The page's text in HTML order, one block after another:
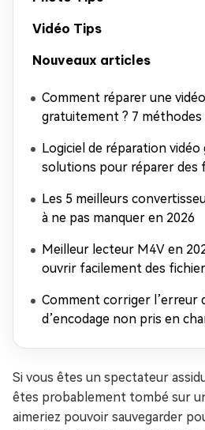
Vidéo Tips
Nouveaux articles
Comment réparer une
gratuitement ? 7 méthodes
Logiciel de réparation vidéo
solutions pour réparer des
Les 5 meilleurs
à ne pas manquer en 2026
Meilleur lecteur M4V en
ouvrir facilement des
Comment corriger l’erreur
d’encodage non pris en
Si vous êtes un spectateur
êtes probablement tombé sur
aimeriez pouvoir sauvegarder